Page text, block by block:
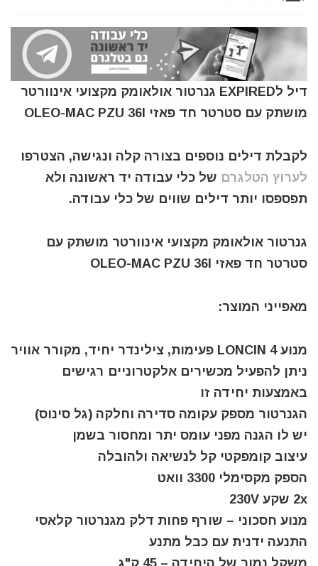
דיל לEXPIRED גנרטור אולאומק מקצועי אינוורטר
מושתק עם סטרטר חד פאזי OLEO-MAC PZU 36I
לקבלת דילים נוספים בצורה קלה ונגישה, הצטרפו
לערוץ הטלגרם של כלי עבודה יד ראשונה ולא
תפספסו יותר דילים שווים של כלי עבודה.
גנרטור אולאומק מקצועי אינוורטר מושתק עם
סטרטר חד פאזי OLEO-MAC PZU 36I
מאפייני המוצר:
מנוע LONCIN 4 פעימות, צילינדר יחיד, מקורר אוויר
ניתן להפעיל מכשירים אלקטרוניים רגישים
באמצעות יחידה זו
הגנרטור מספק עקומה סדירה וחלקה (גל סינוס)
יש לו הגנה מפני עומס יתר ומחסור בשמן
עיצוב קומפקטי קל לנשיאה ולהובלה
הספק מקסימלי 3300 וואט
2x שקע 230V
מנוע חסכוני – שורף פחות דלק מגנרטור קלאסי
התנעה ידנית עם כבל מתנע